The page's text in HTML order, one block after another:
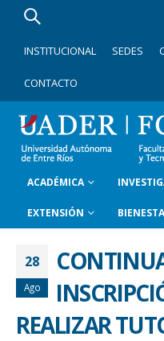
INSTITUCIONAL SEDES
CONTACTO
ACADÉMICA
EXTENSIÓN
28
Ago
REALIZAR